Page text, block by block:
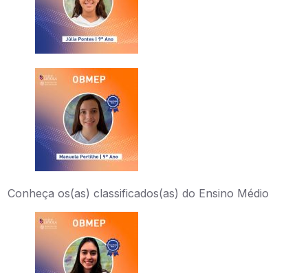
Conheça os(as) classificados(as) do Ensino Médio